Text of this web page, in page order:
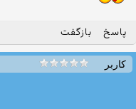
پاسخ بازگفت
کاربر